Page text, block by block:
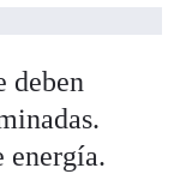
deben
energía.